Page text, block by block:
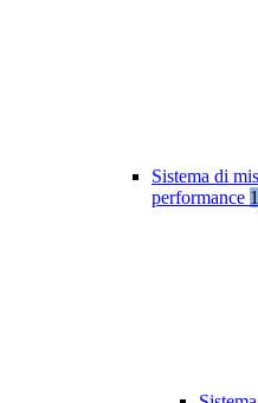
Sistema di
performance 1